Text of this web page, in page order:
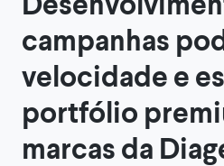
campanhas
velocidade e
portfólio
marcas da